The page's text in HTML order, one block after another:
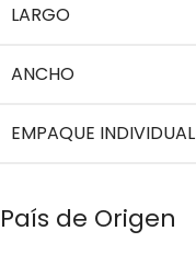
LARGO
ANCHO
EMPAQUE INDIVIDUAL
País de Origen